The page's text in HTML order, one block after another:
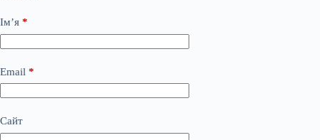
Ім’я *
Email *
Сайт